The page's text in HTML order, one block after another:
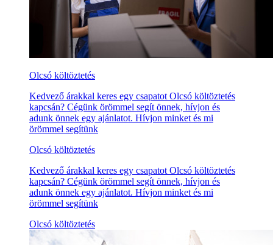
Olcsó költöztetés
Kedvező árakkal keres egy csapatot Olcsó költöztetés
kapcsán? Cégünk örömmel segít önnek, hívjon és
adunk önnek egy ajánlatot. Hívjon minket és mi
örömmel segítünk
Olcsó költöztetés
Kedvező árakkal keres egy csapatot Olcsó költöztetés
kapcsán? Cégünk örömmel segít önnek, hívjon és
adunk önnek egy ajánlatot. Hívjon minket és mi
örömmel segítünk
Olcsó költöztetés